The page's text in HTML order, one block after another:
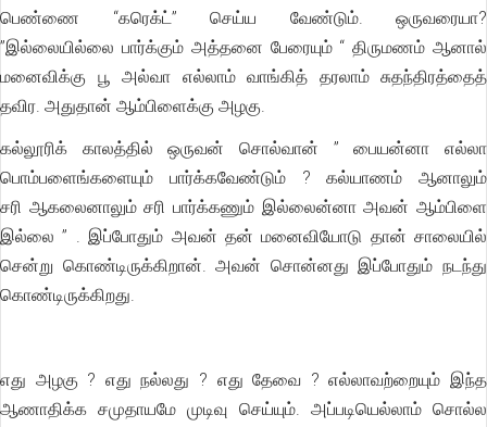
பெண்ணை “கரெக்ட்” செய்ய வேண்டும். ஒருவரையா?
”இல்லையில்லை பார்க்கும் அத்தனை பேரையும் “ திருமணம் ஆனால்
மனைவிக்கு பூ அல்வா எல்லாம் வாங்கித் தரலாம் சுதந்திரத்தைத்
தவிர. அதுதான் ஆம்பிளைக்கு அழகு.
கல்லூரிக் காலத்தில் ஒருவன் சொல்வான் ” பையன்னா எல்லா
பொம்பளைங்களையும் பார்க்கவேண்டும் ? கல்யாணம் ஆனாலும்
சரி ஆகலைனாலும் சரி பார்க்கணும் இல்லைன்னா அவன் ஆம்பிளை
இல்லை ” . இப்போதும் அவன் தன் மனைவியோடு தான் சாலையில்
சென்று கொண்டிருக்கிறான். அவன் சொன்னது இப்போதும் நடந்து
கொண்டிருக்கிறது.
எது அழகு ? எது நல்லது ? எது தேவை ? எல்லாவற்றையும் இந்த
ஆணாதிக்க சமுதாயமே முடிவு செய்யும். அப்படியெல்லாம் சொல்ல